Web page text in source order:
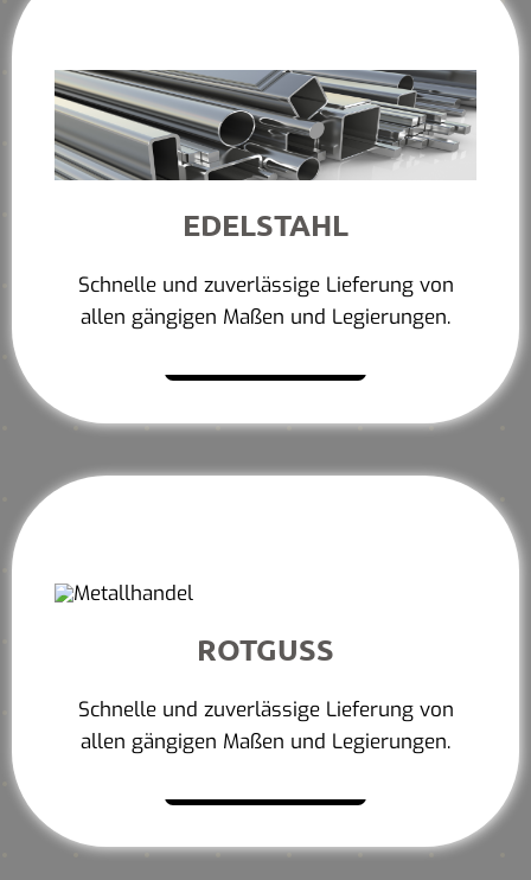
EDELSTAHL
Schnelle und zuverlässige Lieferung von
allen gängigen Maßen und Legierungen.
ROTGUSS
Schnelle und zuverlässige Lieferung von
allen gängigen Maßen und Legierungen.